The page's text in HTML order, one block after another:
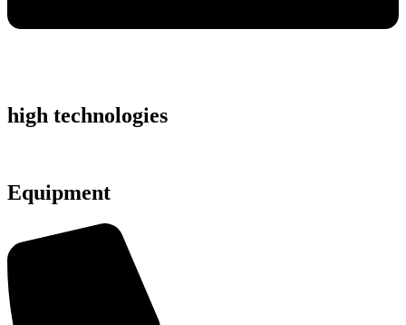
high technologies
Equipment